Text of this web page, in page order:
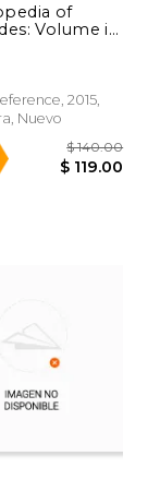
$
of
Volume i
2015,
Nuevo